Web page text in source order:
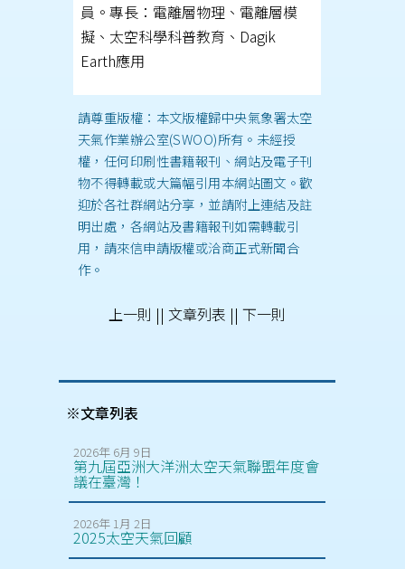
※文章列表
2026年 6月 9日
第九屆亞洲大洋洲太空天氣聯盟年度會
議在臺灣！
2026年 1月 2日
2025太空天氣回顧
員。專長：電離層物理、電離層模
擬、太空科學科普教育、Dagik
Earth應用
請尊重版權：本文版權歸中央氣象署太空
天氣作業辦公室(SWOO)所有。未經授
權，任何印刷性書籍報刊、網站及電子刊
物不得轉載或大篇幅引用本網站圖文。歡
迎於各社群網站分享，並請附上連結及註
明出處，各網站及書籍報刊如需轉載引
用，請來信申請版權或洽商正式新聞合
作。
上一則 || 文章列表 || 下一則